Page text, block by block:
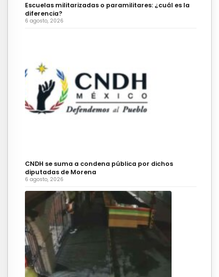
Escuelas militarizadas o paramilitares: ¿cuál es la
diferencia?
6 agosto, 2026
CNDH se suma a condena pública por dichos
diputadas de Morena
6 agosto, 2026